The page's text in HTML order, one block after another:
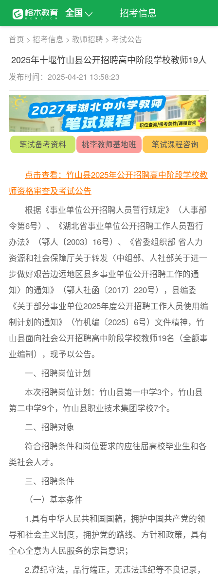
全国 招考信息
首页 > 招考信息 > 教师招聘 > 考试公告
2025年十堰竹山县公开招聘高中阶段学校教师19人
发布时间：2025-04-21 13:58:23
笔试备考资料 桃李教师基地班 笔试课程咨询
点击查看：竹山县2025年公开招聘高中阶段学校教
师资格审查及考试公告
根据《事业单位公开招聘人员暂行规定》（人事部
令第6号）、《湖北省事业单位公开招聘工作人员暂行
办法》（鄂人〔2003〕16号）、《省委组织部 省人力
资源和社会保障厅关于转发〈中组部、人社部关于进一
步做好艰苦边远地区县乡事业单位公开招聘工作的通
知〉的通知》（鄂人社函〔2017〕220号），县编委
《关于部分事业单位2025年度公开招聘工作人员使用编
制计划的通知》（竹机编〔2025〕6号）文件精神，竹
山县面向社会公开招聘高中阶段学校教师19名（全额事
业编制），现予以公告。
一、招聘岗位计划
本次招聘岗位计划：竹山县第一中学3个，竹山县
第二中学9个，竹山县职业技术集团学校7个。
二、招聘对象
符合招聘条件和岗位要求的应往届高校毕业生和各
类社会人才。
三、招聘条件
（一）基本条件
1.具有中华人民共和国国籍，拥护中国共产党的领
导和社会主义制度，拥护党的路线、方针和政策，具有
全心全意为人民服务的宗旨意识；
2.遵纪守法，品行端正，无违法违纪等不良记录，